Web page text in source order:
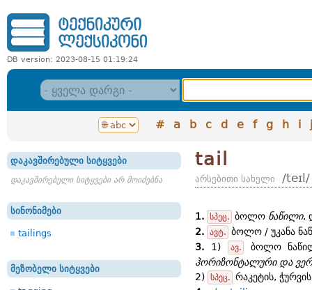
DB version: 2023-08-15 01:19:24
# a b c d e f g h i j
დაკავშირებული სიტყვები
დაკავშირებული სიტყვები არ მოიძებნა
სინონიმები
tailings
მეზობელი სიტყვები
tail
არსებითი სახელი /teɪl/
1. სპეც. ბოლო ნაწილი,
2. ავტ. ბოლო / უკანა
3. 1) ავ.
ბოლო
ჰორიზონტალური და
2) სპეც. რაკეტის,